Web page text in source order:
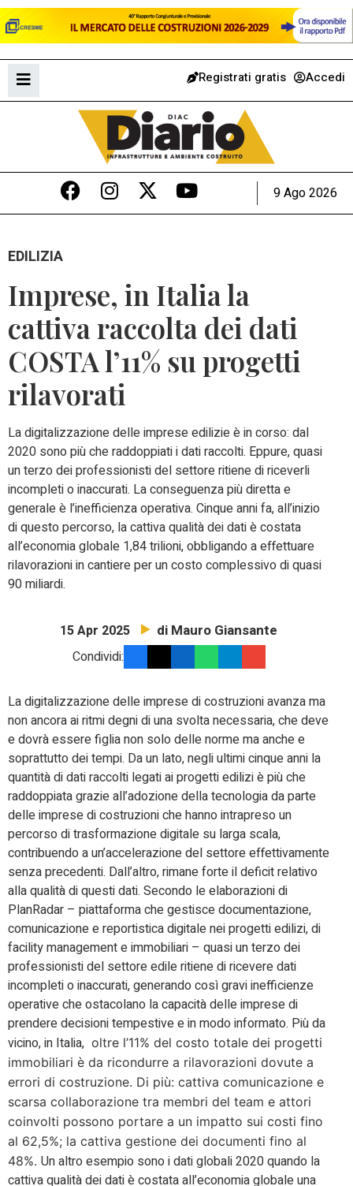
Registrati gratis Accedi
9 Ago 2026
EDILIZIA
Imprese, in Italia la
cattiva raccolta dei dati
COSTA l’11% su progetti
rilavorati
La digitalizzazione delle imprese edilizie è in corso: dal
2020 sono più che raddoppiati i dati raccolti. Eppure, quasi
un terzo dei professionisti del settore ritiene di riceverli
incompleti o inaccurati. La conseguenza più diretta e
generale è l’inefficienza operativa. Cinque anni fa, all’inizio
di questo percorso, la cattiva qualità dei dati è costata
all’economia globale 1,84 trilioni, obbligando a effettuare
rilavorazioni in cantiere per un costo complessivo di quasi
90 miliardi.
15 Apr 2025 di Mauro Giansante
Condividi:
La digitalizzazione delle imprese di costruzioni avanza ma
non ancora ai ritmi degni di una svolta necessaria, che deve
e dovrà essere figlia non solo delle norme ma anche e
soprattutto dei tempi. Da un lato, negli ultimi cinque anni la
quantità di dati raccolti legati ai progetti edilizi è più che
raddoppiata grazie all’adozione della tecnologia da parte
delle imprese di costruzioni che hanno intrapreso un
percorso di trasformazione digitale su larga scala,
contribuendo a un’accelerazione del settore effettivamente
senza precedenti. Dall’altro, rimane forte il deficit relativo
alla qualità di questi dati. Secondo le elaborazioni di
PlanRadar – piattaforma che gestisce documentazione,
comunicazione e reportistica digitale nei progetti edilizi, di
facility management e immobiliari – quasi un terzo dei
professionisti del settore edile ritiene di ricevere dati
incompleti o inaccurati, generando così gravi inefficienze
operative che ostacolano la capacità delle imprese di
prendere decisioni tempestive e in modo informato. Più da
vicino, in Italia, oltre l’11% del costo totale dei progetti
immobiliari è da ricondurre a rilavorazioni dovute a
errori di costruzione. Di più: cattiva comunicazione e
scarsa collaborazione tra membri del team e attori
coinvolti possono portare a un impatto sui costi fino
al 62,5%; la cattiva gestione dei documenti fino al
48%. Un altro esempio sono i dati globali 2020 quando la
cattiva qualità dei dati è costata all’economia globale una